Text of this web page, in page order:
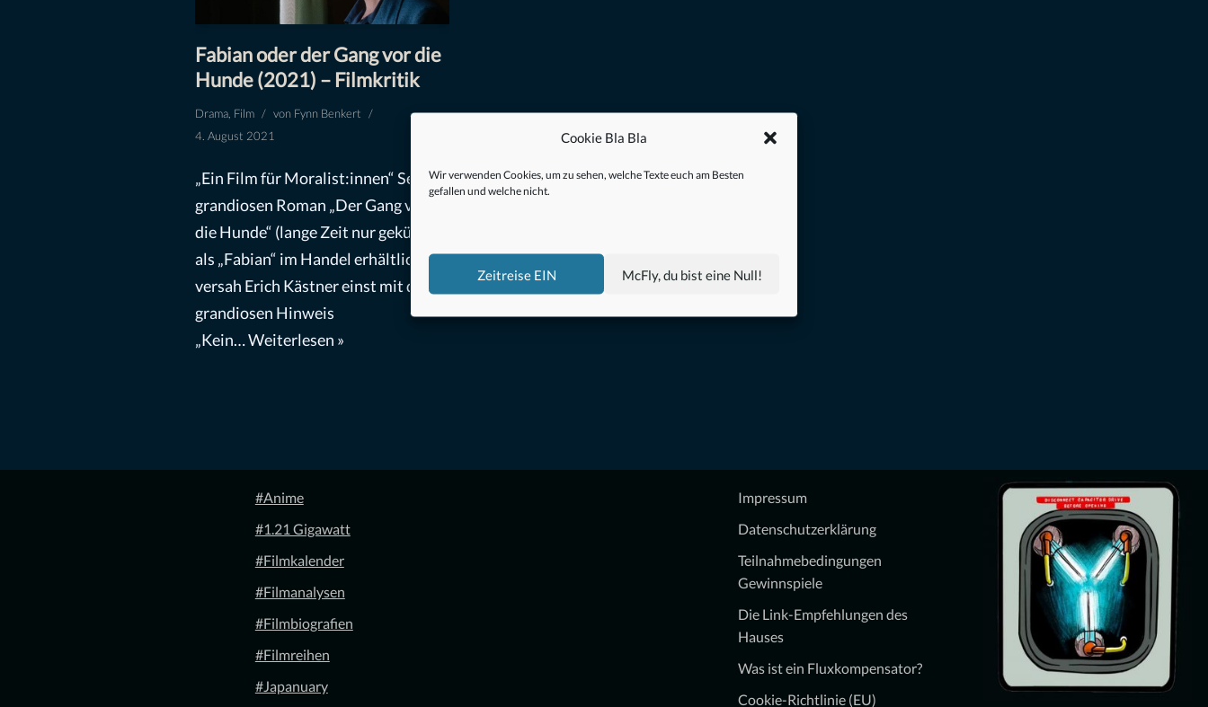
Cookie Bla Bla
Wir verwenden Cookies, um zu sehen, welche Texte euch am Besten
gefallen und welche nicht.
Zeitreise EIN McFly, du bist eine Null!
Fabian oder der Gang vor die
Hunde (2021) – Filmkritik
Drama, Film von Fynn Benkert
4. August 2021
„Ein Film für Moralist:innen“ Seinen
grandiosen Roman „Der Gang vor
die Hunde“ (lange Zeit nur gekürzt
als „Fabian“ im Handel erhältlich)
versah Erich Kästner einst mit dem
grandiosen Hinweis
„Kein…Weiterlesen »
#Anime
#1.21 Gigawatt
#Filmkalender
#Filmanalysen
#Filmbiografien
#Filmreihen
#Japanuary
Impressum
Datenschutzerklärung
Teilnahmebedingungen
Gewinnspiele
Die Link-Empfehlungen des
Hauses
Was ist ein Fluxkompensator?
Cookie-Richtlinie (EU)